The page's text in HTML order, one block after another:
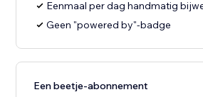
Eenmaal per dag handmatig
Geen "powered by"-badge
Een beetje-abonnement